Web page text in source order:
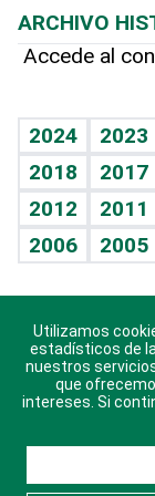
Hablando con el
Vida y familia
Eñe
Celebrando la vida
Sin complejos
En pocas
Escuchando al
Economía
TBT Deportivo
Más firmas
Hecho en casa
Guía del dinero
Cumpleaños
Horóscopos
Crucigramas
ARCHIVO
Accede al
2024 2023
2018
2017
2012
2011
2006
2005
Descarga
© 2021
Utilizamos
estadísticos de
nuestros
que
intereses. Si